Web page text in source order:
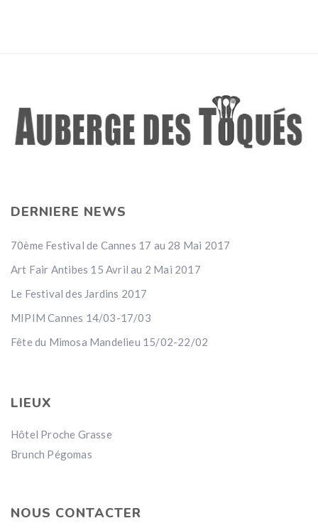
DERNIERE NEWS
70ème Festival de Cannes 17 au 28 Mai 2017
Art Fair Antibes 15 Avril au 2 Mai 2017
Le Festival des Jardins 2017
MIPIM Cannes 14/03-17/03
Fête du Mimosa Mandelieu 15/02-22/02
LIEUX
Hôtel Proche Grasse
Brunch Pégomas
NOUS CONTACTER